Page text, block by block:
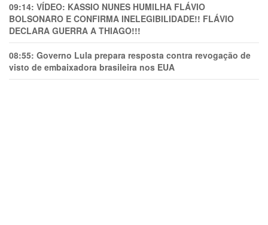
09:14: VÍDEO: KASSIO NUNES HUMlLHA FLÁVIO
BOLSONARO E CONFIRMA INELEGIBILIDADE!! FLÁVIO
DECLARA GUERRA A THIAGO!!!
08:55: Governo Lula prepara resposta contra revogação de
visto de embaixadora brasileira nos EUA